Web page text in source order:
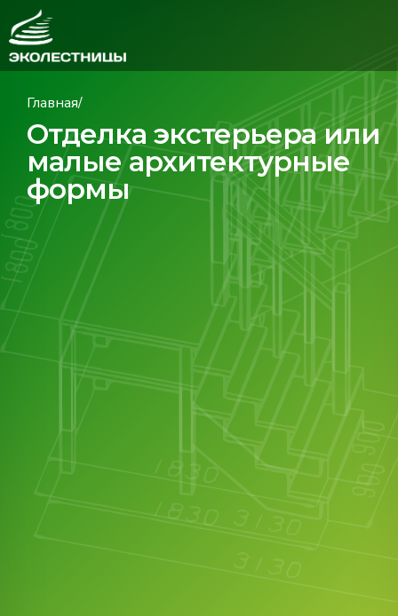
Главная/
Отделка экстерьера или
малые архитектурные
формы